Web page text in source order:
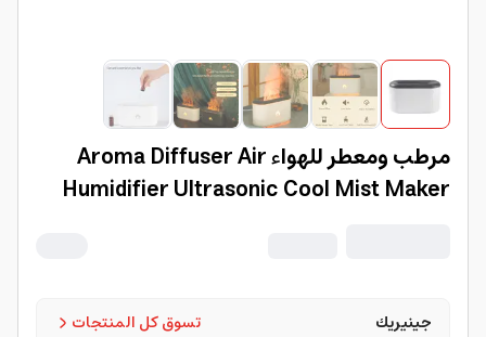
مرطب ومعطر للهواء Aroma Diffuser Air
Humidifier Ultrasonic Cool Mist Maker
تسوق كل المنتجات جينيريك